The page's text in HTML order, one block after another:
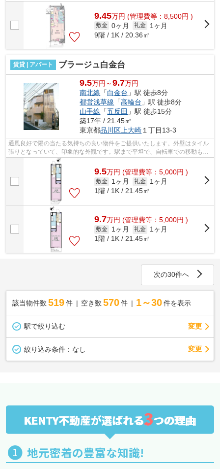
ンションタイプの物件です。2駅利用で...
9.45万円 (管理費等：8,500円 )
敷金 0ヶ月 礼金
1ヶ月
9階 / 1K / 20.36㎡
賃貸 | アパート プラージュ白金台
9.5万円～9.7万円
南北線 「白金台 」駅 徒歩8分
都営浅草線 「高輪台 」駅 徒歩8分
山手線 「五反田 」駅 徒歩15分
築17年 / 21.45㎡
東京都品川区 上大崎 １丁目13-3
通風良好で陽の当たる気持ちの良い物件をご提供いたします。外壁はタイル
張りとなっていて、印象的な外観です。駅まで平坦で、自転車での移動もラ
クな物件です。初期費用のカード決済...
9.5万円 (管理費等：5,000円 )
敷金 1ヶ月 礼金
1ヶ月
1階 / 1K / 21.45㎡
9.7万円 (管理費等：5,000円 )
敷金 1ヶ月 礼金
1ヶ月
1階 / 1K / 21.45㎡
次の30件へ
該当物件数 519件 空き数 570 件 1～30 件を表示
駅で絞り込む 変更
絞り込み条件： なし 変更
KENTY不動産が選ばれる3つの理由
地元密着の豊富な知識!